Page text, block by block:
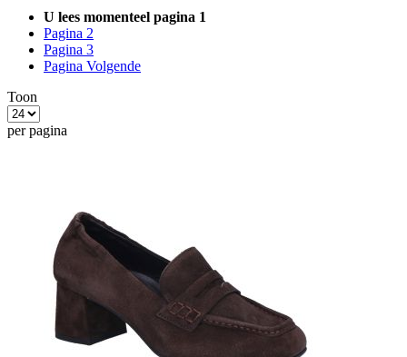
U lees momenteel pagina 1
Pagina 2
Pagina 3
Pagina Volgende
Toon
per pagina